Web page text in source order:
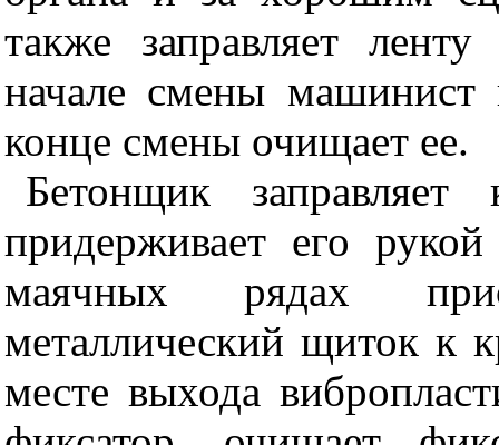
также заправляет
начале смены
конце смены очищает ее.
Бетонщик заправляет
придерживает его
маячных рядах
металлический щиток к
месте выхода